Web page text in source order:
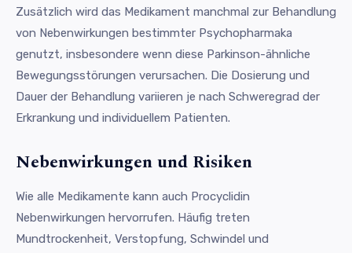
Zusätzlich wird das Medikament manchmal zur Behandlung
von Nebenwirkungen bestimmter Psychopharmaka
genutzt, insbesondere wenn diese Parkinson-ähnliche
Bewegungsstörungen verursachen. Die Dosierung und
Dauer der Behandlung variieren je nach Schweregrad der
Erkrankung und individuellem Patienten.
Nebenwirkungen und Risiken
Wie alle Medikamente kann auch Procyclidin
Nebenwirkungen hervorrufen. Häufig treten
Mundtrockenheit, Verstopfung, Schwindel und